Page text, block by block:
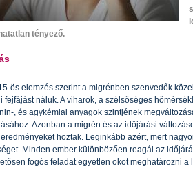
tényező.
ös elemzés szerint a migrénben szenvedők
fejfájást náluk. A viharok, a szélsőséges
, és agykémiai anyagok szintjének
Azonban a migrén és az időjárási
hoztak. Leginkább azért, mert
Minden ember különbözően reagál az
fogós feladat egyetlen okot meghatározni a